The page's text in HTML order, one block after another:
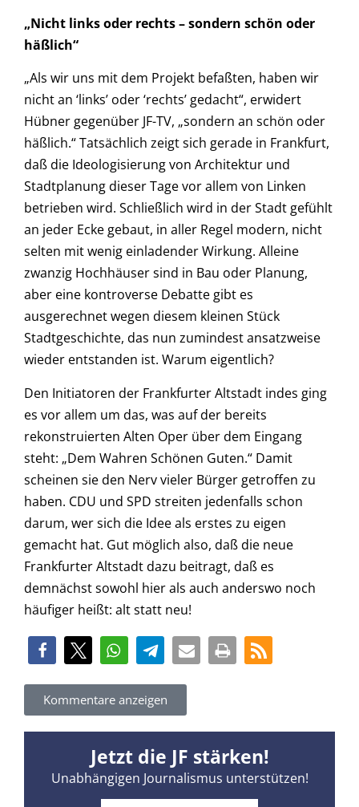
„Nicht links oder rechts – sondern schön oder
häßlich“
„Als wir uns mit dem Projekt befaßten, haben wir
nicht an ‘links’ oder ‘rechts’ gedacht“, erwidert
Hübner gegenüber JF-TV, „sondern an schön oder
häßlich.“ Tatsächlich zeigt sich gerade in Frankfurt,
daß die Ideologisierung von Architektur und
Stadtplanung dieser Tage vor allem von Linken
betrieben wird. Schließlich wird in der Stadt gefühlt
an jeder Ecke gebaut, in aller Regel modern, nicht
selten mit wenig einladender Wirkung. Alleine
zwanzig Hochhäuser sind in Bau oder Planung,
aber eine kontroverse Debatte gibt es
ausgerechnet wegen diesem kleinen Stück
Stadtgeschichte, das nun zumindest ansatzweise
wieder entstanden ist. Warum eigentlich?
Den Initiatoren der Frankfurter Altstadt indes ging
es vor allem um das, was auf der bereits
rekonstruierten Alten Oper über dem Eingang
steht: „Dem Wahren Schönen Guten.“ Damit
scheinen sie den Nerv vieler Bürger getroffen zu
haben. CDU und SPD streiten jedenfalls schon
darum, wer sich die Idee als erstes zu eigen
gemacht hat. Gut möglich also, daß die neue
Frankfurter Altstadt dazu beitragt, daß es
demnächst sowohl hier als auch anderswo noch
häufiger heißt: alt statt neu!
Kommentare anzeigen
Jetzt die JF stärken!
Unabhängigen Journalismus unterstützen!